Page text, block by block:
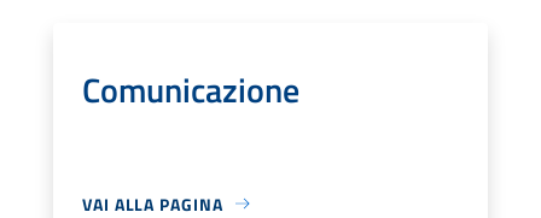
Comunicazione
VAI ALLA PAGINA